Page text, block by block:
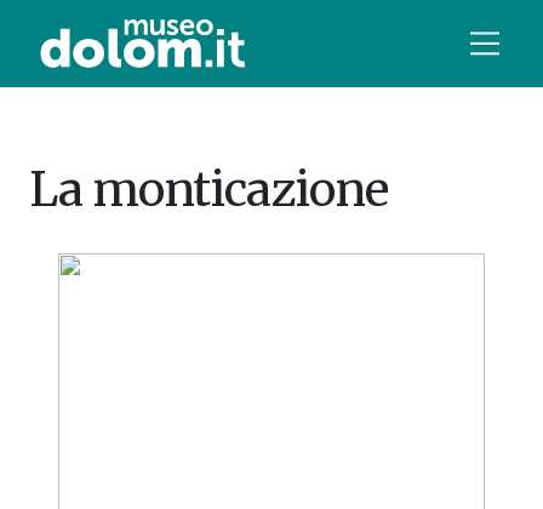
La monticazione